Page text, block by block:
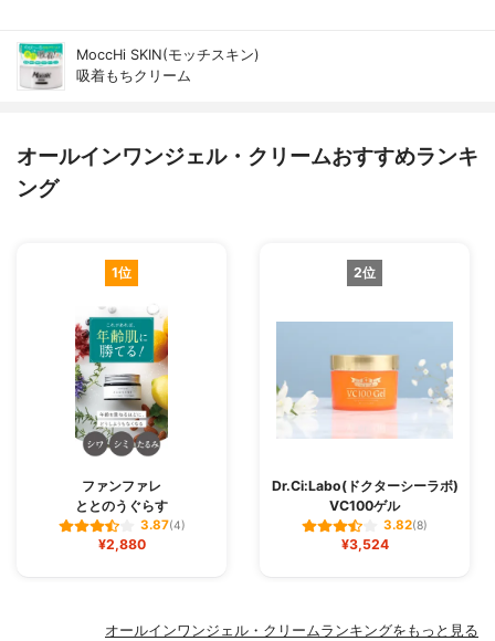
MoccHi SKIN(モッチスキン)
吸着もちクリーム
オールインワンジェル・クリームおすすめランキ
ング
1位
ファンファレ
ととのうぐらす
3.87(4)
¥2,880
2位
Dr.Ci:Labo(ドクターシーラボ)
VC100ゲル
3.82(8)
¥3,524
オールインワンジェル・クリームランキングをもっと見る